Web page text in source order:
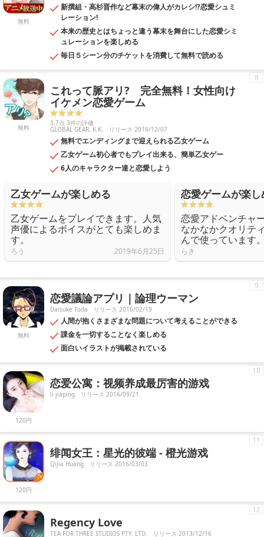
無料
新撰組・高杉晋作など幕末の偉人がカレシ!?恋愛シュミ
レーション!
本来の歴史とはちょっと違う幕末を舞台にした恋愛シミ
ュレーションを楽しめる
毎日５シーン分のチケットを消費して無料で読める
無料
これって脈アリ? 完全無料！女性向け
イケメン恋愛ゲーム
3.7点 3件の評価
GLOBAL GEAR, K.K. リリース 2016/12/07
無料でエンディングまで迎えられる乙女ゲーム
乙女ゲーム初心者でもプレイ出来る、簡単乙女ゲー
6人のキャラクター達と恋愛しよう
8
乙女ゲームが楽しめる
乙女ゲームをプレイできます。人気
声優によるボイスがとても楽しめま
す。
ろう 2019年6月25日
恋愛ゲームが楽し
恋愛アドベンチャ
なかなかクオリテ
んで使っています
らき
無料
恋愛議論アプリ｜論理ウーマン
Daisuke Toda リリース 2016/02/19
人間が抱くさまざまな問題について考えることができる
課金を一切することなく楽しめる
面白いイラストが掲載されている
9
120円
恋爱公寓：视频养成最厉害的游戏
li jiaping リリース 2016/09/21
10
120円
绯闻女王：星光的彼端 - 橙光游戏
Qijia Huang リリース 2016/03/03
11
Regency Love
TEA FOR THREE STUDIOS PTY. LTD. リリース 2013/12/16
12